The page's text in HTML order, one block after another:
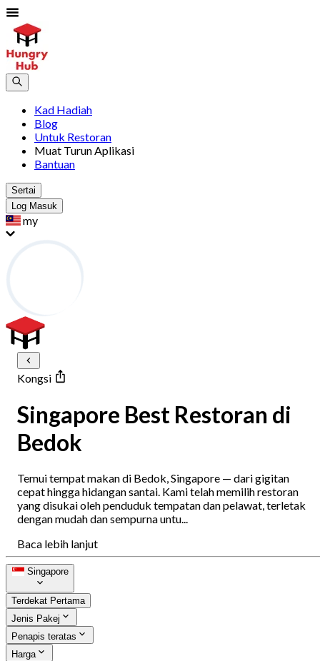
Kad Hadiah
Blog
Untuk Restoran
Muat Turun Aplikasi
Bantuan
Sertai
Log Masuk
my
Kongsi
Singapore Best Restoran di
Bedok
Temui tempat makan di Bedok, Singapore — dari gigitan
cepat hingga hidangan santai. Kami telah memilih restoran
yang disukai oleh penduduk tempatan dan pelawat, terletak
dengan mudah dan sempurna untu...
Baca lebih lanjut
Singapore
Terdekat Pertama
Jenis Pakej
Penapis teratas
Harga